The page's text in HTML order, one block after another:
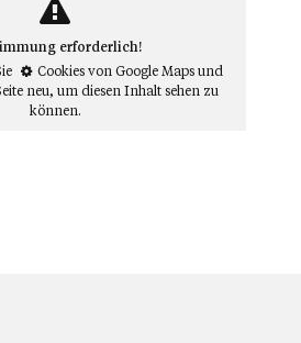
erforderlich!
Cookies von Google Mapsund
neu, um diesen Inhalt sehen zu
können.